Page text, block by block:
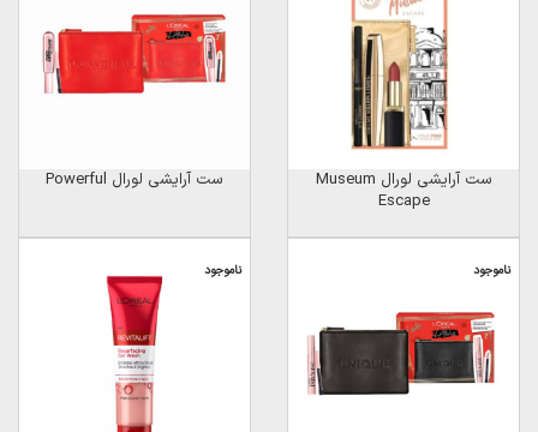
ست آرایشی لورال Museum
Escape
ست آرایشی لورال Powerful
ناموجود ناموجود